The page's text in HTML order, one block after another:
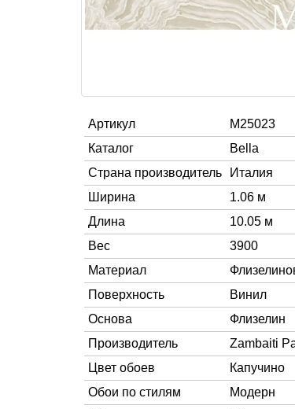
Артикул
M25023
Каталог
Bella
Страна производитель
Италия
Ширина
1.06 м
Длина
10.05 м
Вес
3900
Материал
Поверхность
Винил
Основа
Флизелин
Производитель
Zambaiti
Цвет обоев
Капучино
Обои по стилям
Модерн